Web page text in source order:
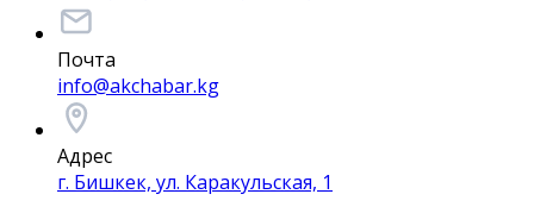
Почта
info@akchabar.kg
Адрес
г. Бишкек, ул. Каракульская, 1